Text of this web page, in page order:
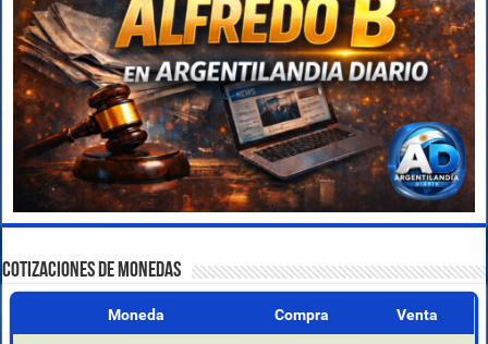
COTIZACIONES DE MONEDAS
Moneda Compra Venta